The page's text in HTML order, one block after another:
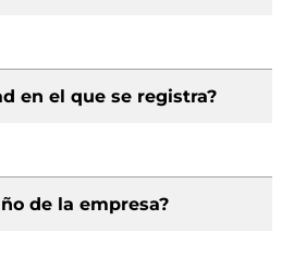
en el que se registra?
de la empresa?